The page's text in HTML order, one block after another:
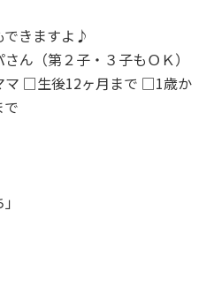
できますよ♪
ん（第２子・３子もＯＫ）
□生後12ヶ月まで □1歳か